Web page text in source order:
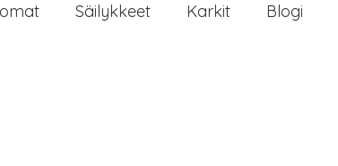
Säilykkeet Karkit Blogi